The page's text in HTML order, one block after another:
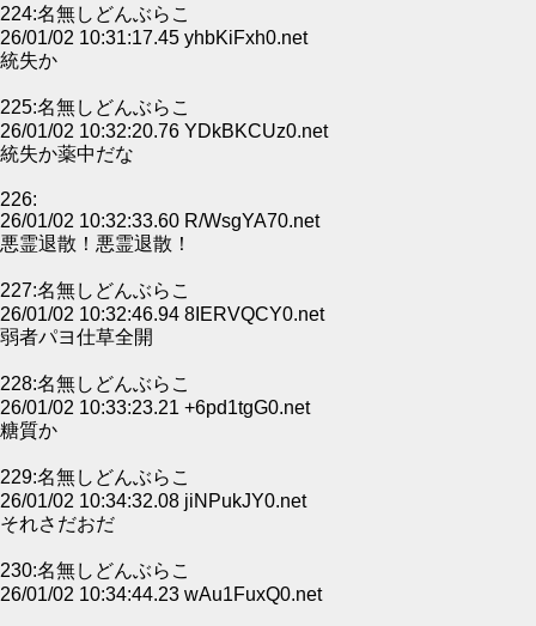
224:名無しどんぶらこ
26/01/02 10:31:17.45 yhbKiFxh0.net
統失か
225:名無しどんぶらこ
26/01/02 10:32:20.76 YDkBKCUz0.net
統失か薬中だな
226:
26/01/02 10:32:33.60 R/WsgYA70.net
悪霊退散！悪霊退散！
227:名無しどんぶらこ
26/01/02 10:32:46.94 8IERVQCY0.net
弱者パヨ仕草全開
228:名無しどんぶらこ
26/01/02 10:33:23.21 +6pd1tgG0.net
糖質か
229:名無しどんぶらこ
26/01/02 10:34:32.08 jiNPukJY0.net
それさだおだ
230:名無しどんぶらこ
26/01/02 10:34:44.23 wAu1FuxQ0.net